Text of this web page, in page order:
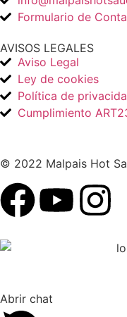
Formulario de
AVISOS LEGALES
Aviso Legal
Ley de cookies
Política de
Cumplimiento
© 2022 Malpais Hot
Abrir chat